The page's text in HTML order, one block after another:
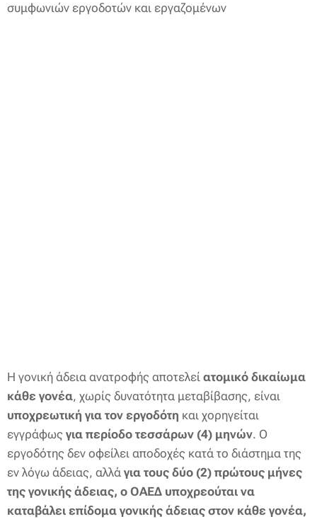
συμφωνιών εργοδοτών και εργαζομένων
Η γονική άδεια ανατροφής αποτελεί ατομικό δικαίωμα
κάθε γονέα, χωρίς δυνατότητα μεταβίβασης, είναι
υποχρεωτική για τον εργοδότη και χορηγείται
εγγράφως για περίοδο τεσσάρων (4) μηνών. Ο
εργοδότης δεν οφείλει αποδοχές κατά το διάστημα της
εν λόγω άδειας, αλλά για τους δύο (2) πρώτους μήνες
της γονικής άδειας, ο ΟΑΕΔ υποχρεούται να
καταβάλει επίδομα γονικής άδειας στον κάθε γονέα,